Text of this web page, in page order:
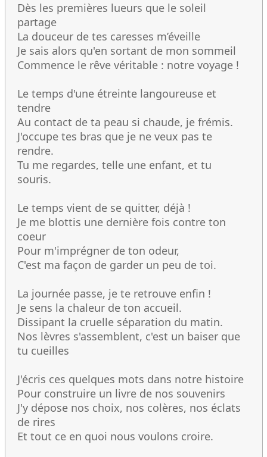
Dès les premières lueurs que le soleil
partage
La douceur de tes caresses m’éveille
Je sais alors qu'en sortant de mon sommeil
Commence le rêve véritable : notre voyage !
Le temps d'une étreinte langoureuse et
tendre
Au contact de ta peau si chaude, je frémis.
J'occupe tes bras que je ne veux pas te
rendre.
Tu me regardes, telle une enfant, et tu
souris.
Le temps vient de se quitter, déjà !
Je me blottis une dernière fois contre ton
coeur
Pour m'imprégner de ton odeur,
C'est ma façon de garder un peu de toi.
La journée passe, je te retrouve enfin !
Je sens la chaleur de ton accueil.
Dissipant la cruelle séparation du matin.
Nos lèvres s'assemblent, c'est un baiser que
tu cueilles
J'écris ces quelques mots dans notre histoire
Pour construire un livre de nos souvenirs
J'y dépose nos choix, nos colères, nos éclats
de rires
Et tout ce en quoi nous voulons croire.